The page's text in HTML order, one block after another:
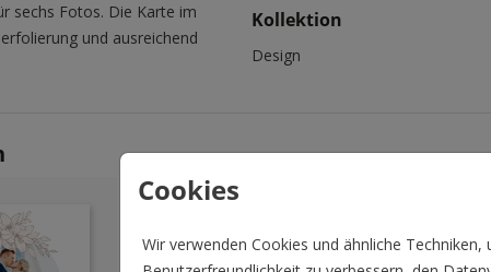
Cookies
Wir verwenden Cookies und ähnliche Techniken,
sechs Fotos. Die Karte im
und ausreichend
Kollektion
Design